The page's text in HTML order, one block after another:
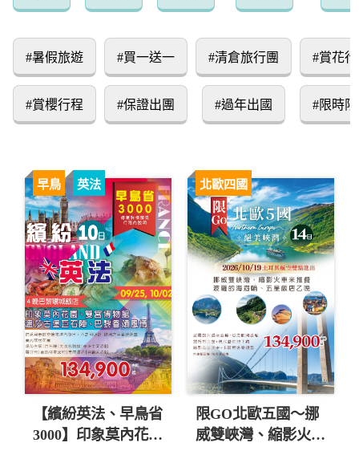
#暑假旅遊
#賞櫻行程
#買一送一
#保證出團
#清倉旅行團
#過年出國
#賞花
#限時
早鳥 英法
【繽紛英法、早鳥省
3000】印象莫內花
北歐四國
限GO北歐五國～挪
威雙峽灣、縮影火車